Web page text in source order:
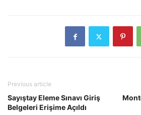
Previous article
Sayıştay Eleme Sınavı Giriş
Belgeleri Erişime Açıldı